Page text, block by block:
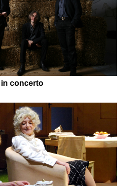
in concerto